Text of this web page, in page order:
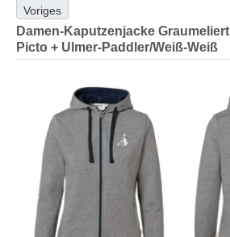
Voriges
Damen-Kaputzenjacke Graumeliert
Picto + Ulmer-Paddler/Weiß-Weiß